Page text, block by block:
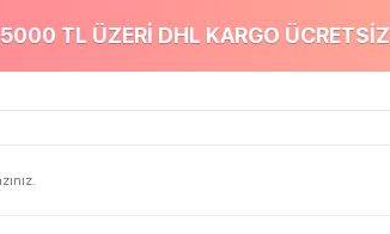
5000 TL ÜZERİ DHL KARGO ÜCRETSİZ